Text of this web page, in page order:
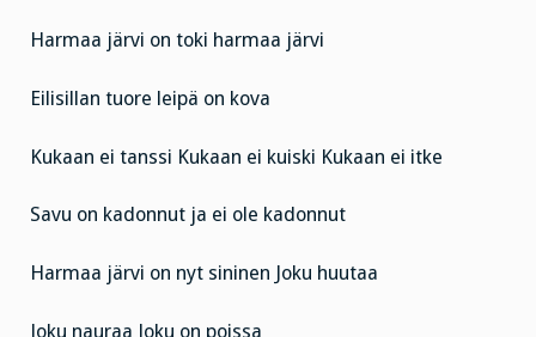
Harmaa järvi on toki harmaa järvi
Eilisillan tuore leipä on kova
Kukaan ei tanssi Kukaan ei kuiski Kukaan ei itke
Savu on kadonnut ja ei ole kadonnut
Harmaa järvi on nyt sininen Joku huutaa
Joku nauraa Joku on poissa